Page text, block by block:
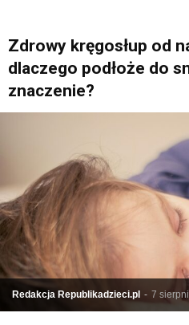
Zdrowy kręgosłup od
dlaczego podłoże do
znaczenie?
Redakcja Republikadzieci.pl - 7